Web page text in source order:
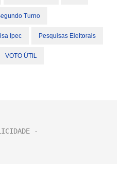
Turno
Ipec Pesquisas Eleitorais
VOTO ÚTIL